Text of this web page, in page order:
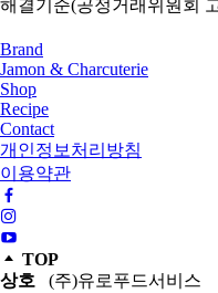
해결기준(공정거래위원회
Brand
Jamon & Charcuterie
Shop
Recipe
Contact
개인정보처리방침
이용약관
TOP
상호 (주)유로푸드서비스